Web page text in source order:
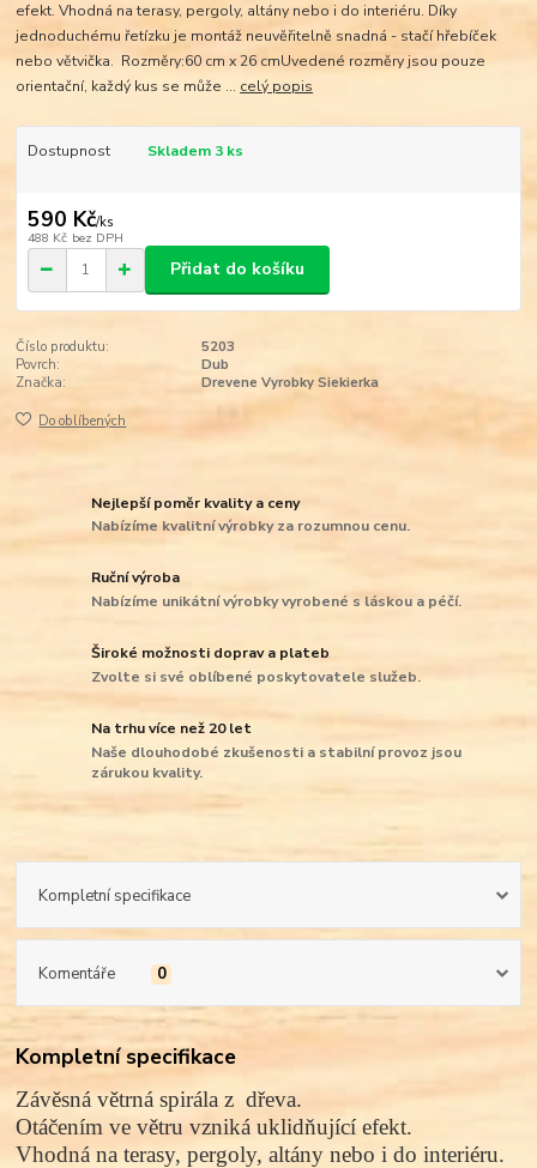
efekt. Vhodná na terasy, pergoly, altány nebo i do interiéru. Díky
jednoduchému řetízku je montáž neuvěřitelně snadná - stačí hřebíček
nebo větvička. Rozměry:60 cm x 26 cmUvedené rozměry jsou pouze
orientační, každý kus se může ... celý popis
Dostupnost Skladem 3 ks
590 Kč/ks
488 Kč bez DPH
Přidat do košíku
Číslo produktu:
5203
Povrch:
Dub
Značka:
Drevene Vyrobky Siekierka
Do oblíbených
Nejlepší poměr kvality a ceny
Nabízíme kvalitní výrobky za rozumnou cenu.
Ruční výroba
Nabízíme unikátní výrobky vyrobené s láskou a péčí.
Široké možnosti doprav a plateb
Zvolte si své oblíbené poskytovatele služeb.
Na trhu více než 20 let
Naše dlouhodobé zkušenosti a stabilní provoz jsou
zárukou kvality.
Kompletní specifikace
Komentáře 0
Kompletní specifikace
Závěsná větrná spirála z dřeva.
Otáčením ve větru vzniká uklidňující efekt.
Vhodná na terasy, pergoly, altány nebo i do interiéru.